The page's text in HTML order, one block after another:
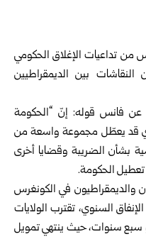
من تداعيات الإغلاق الحكومي
النقاشات بين الديمقراطيين
عن فانس قوله: إنّ “الحكومة
قد يعطّل مجموعة واسعة من
بشأن الضريبة وقضايا أخرى
الحكومة.
والديمقراطيون في الكونغرس
السنوي، تقترب الولايات
سبع سنوات، حيث ينتهي تمويل